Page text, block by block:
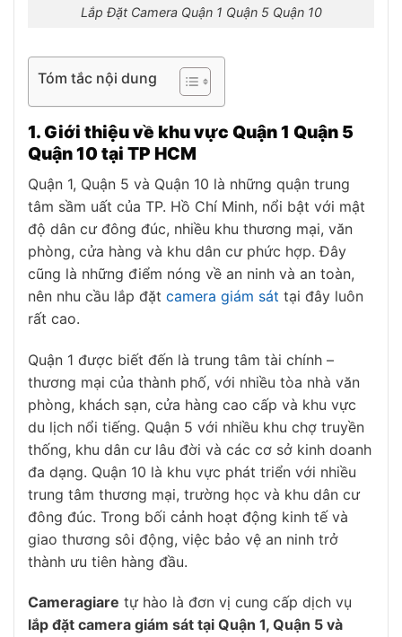
Lắp Đặt Camera Quận 1 Quận 5 Quận 10
Tóm tắc nội dung
1. Giới thiệu về khu vực Quận 1 Quận 5
Quận 10 tại TP HCM
Quận 1, Quận 5 và Quận 10 là những quận trung
tâm sầm uất của TP. Hồ Chí Minh, nổi bật với mật
độ dân cư đông đúc, nhiều khu thương mại, văn
phòng, cửa hàng và khu dân cư phức hợp. Đây
cũng là những điểm nóng về an ninh và an toàn,
nên nhu cầu lắp đặt camera giám sát tại đây luôn
rất cao.
Quận 1 được biết đến là trung tâm tài chính –
thương mại của thành phố, với nhiều tòa nhà văn
phòng, khách sạn, cửa hàng cao cấp và khu vực
du lịch nổi tiếng. Quận 5 với nhiều khu chợ truyền
thống, khu dân cư lâu đời và các cơ sở kinh doanh
đa dạng. Quận 10 là khu vực phát triển với nhiều
trung tâm thương mại, trường học và khu dân cư
đông đúc. Trong bối cảnh hoạt động kinh tế và
giao thương sôi động, việc bảo vệ an ninh trở
thành ưu tiên hàng đầu.
Cameragiare tự hào là đơn vị cung cấp dịch vụ
lắp đặt camera giám sát tại Quận 1, Quận 5 và